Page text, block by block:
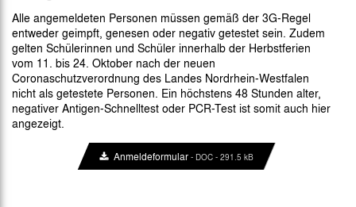
Alle angemeldeten Personen müssen gemäß der 3G-Regel
entweder geimpft, genesen oder negativ getestet sein. Zudem
gelten Schülerinnen und Schüler innerhalb der Herbstferien
vom 11. bis 24. Oktober nach der neuen
Coronaschutzverordnung des Landes Nordrhein-Westfalen
nicht als getestete Personen. Ein höchstens 48 Stunden alter,
negativer Antigen-Schnelltest oder PCR-Test ist somit auch hier
angezeigt.
Anmeldeformular - DOC - 291.5 kB